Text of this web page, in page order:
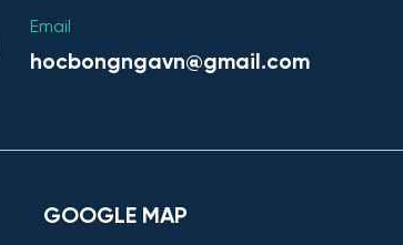
Email
hocbongngavn@gmail.com
GOOGLE MAP